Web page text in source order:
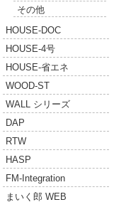
その他
HOUSE-DOC
HOUSE-4号
HOUSE-省エネ
WOOD-ST
WALL シリーズ
DAP
RTW
HASP
FM-Integration
まいく郎 WEB